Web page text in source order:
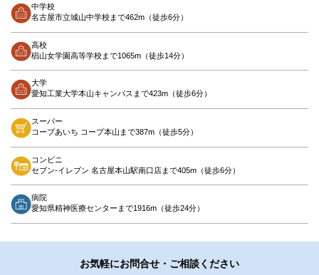
中学校
名古屋市立城山中学校まで462m（徒歩6分）
高校
椙山女学園高等学校まで1065m（徒歩14分）
大学
愛知工業大学本山キャンパスまで423m（徒歩6分）
スーパー
コープあいち コープ本山まで387m（徒歩5分）
コンビニ
セブン-イレブン 名古屋本山駅南口店まで405m（徒歩6分）
病院
愛知県精神医療センターまで1916m（徒歩24分）
お気軽にお問合せ・ご相談ください